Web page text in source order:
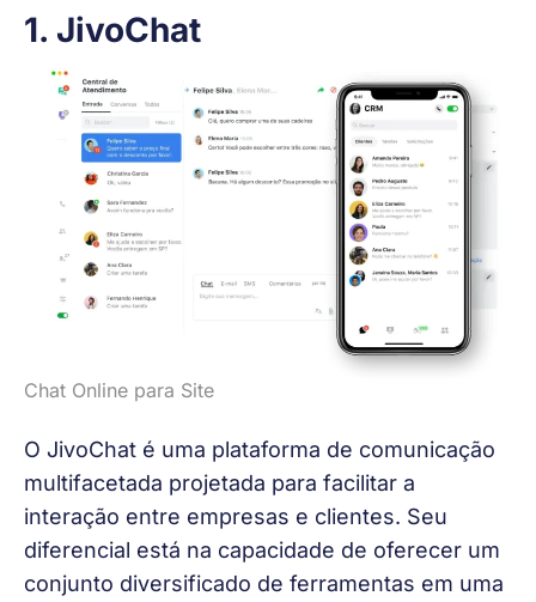
1. JivoChat
Chat Online para Site
O JivoChat é uma plataforma de comunicação
multifacetada projetada para facilitar a
interação entre empresas e clientes. Seu
diferencial está na capacidade de oferecer um
conjunto diversificado de ferramentas em uma